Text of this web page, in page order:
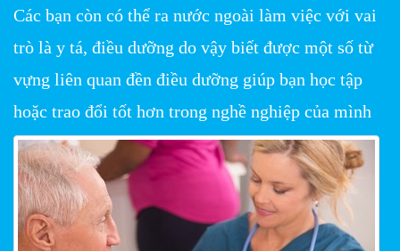
Các bạn còn có thể ra nước ngoài làm việc với vai
trò là y tá, điều dưỡng do vậy biết được một số từ
vựng liên quan đền điều dưỡng giúp bạn học tập
hoặc trao đổi tốt hơn trong nghề nghiệp của mình